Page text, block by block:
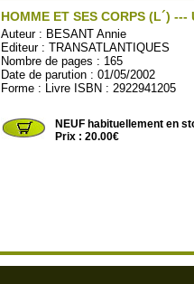
HOMME ET SES CORPS (L´)
Auteur : BESANT Annie
Editeur :TRANSATLANTIQUES
Nombre de pages : 165
Date de parution : 01/05/2002
Forme : Livre ISBN : 2922941205
NEUF habituellement en
Prix : 20.00€